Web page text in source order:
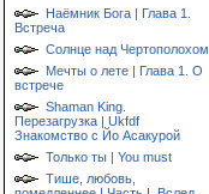
Наёмник Бога | Глава 1.
Встреча
Солнце над Чертополохом
Мечты о лете | Глава 1. О
встрече
Shaman King.
Перезагрузка | Ukfdf
Знакомство с Йо Асакурой
Только ты | You must
Тише, любовь,